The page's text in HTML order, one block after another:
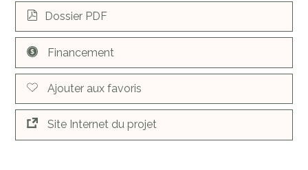
Dossier PDF
Financement
Ajouter aux favoris
Site Internet du projet